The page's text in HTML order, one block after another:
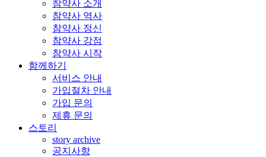
참약사 소개
참약사 역사
참약사 정신
참약사 강점
참약사 시작
함께하기
서비스 안내
가입절차 안내
가입 문의
제휴 문의
스토리
story archive
공지사항